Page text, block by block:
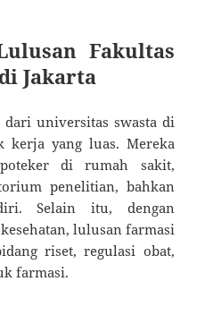
Fakultas
Jakarta
universitas swasta di
kerja yang luas. Mereka
di rumah sakit,
penelitian, bahkan
Selain itu, dengan
lulusan farmasi
riset, regulasi obat,
farmasi.